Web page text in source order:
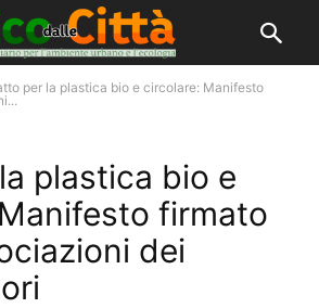
per la plastica bio e circolare: Manifesto
plastica bio e
firmato
dei